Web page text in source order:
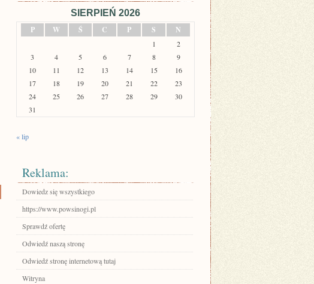
SIERPIEŃ 2026
P
W Ś C P S N
1
2
3
4 5 6 7 8
9
10
11 12 13 14 15
16
17
18 19 20 21 22
23
24
25 26 27 28 29
30
31
« lip
Reklama:
Dowiedz się wszystkiego
https://www.powsinogi.pl
Sprawdź ofertę
Odwiedź naszą stronę
Odwiedź stronę internetową tutaj
Witryna